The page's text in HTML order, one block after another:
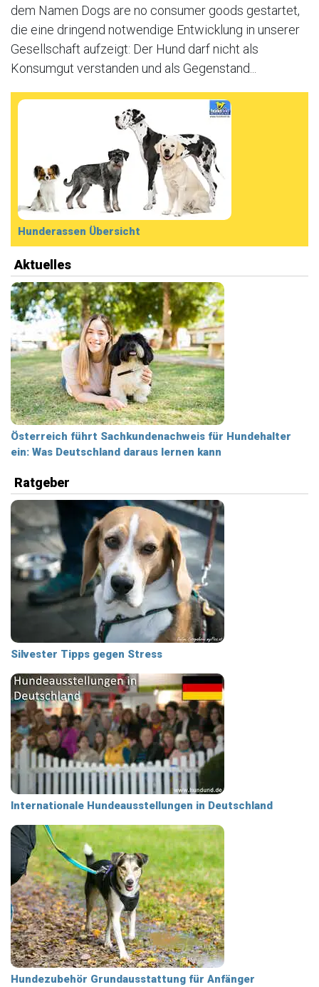
dem Namen Dogs are no consumer goods gestartet,
die eine dringend notwendige Entwicklung in unserer
Gesellschaft aufzeigt: Der Hund darf nicht als
Konsumgut verstanden und als Gegenstand...
Hunderassen Übersicht
Aktuelles
Österreich führt Sachkundenachweis für Hundehalter
ein: Was Deutschland daraus lernen kann
Ratgeber
Silvester Tipps gegen Stress
Internationale Hundeausstellungen in Deutschland
Hundezubehör Grundausstattung für Anfänger